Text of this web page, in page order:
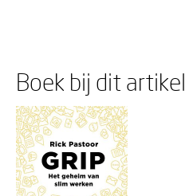
Boek bij dit artikel